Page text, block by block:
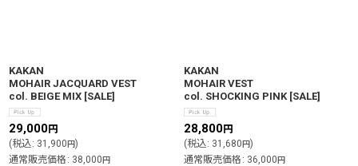
KAKAN
MOHAIR JACQUARD VEST
col. BEIGE MIX [SALE]
29,000円
(税込: 31,900円)
通常販売価格 : 38,000円
KAKAN
MOHAIR VEST
col. SHOCKING PINK [SALE]
28,800円
(税込: 31,680円)
通常販売価格 : 36,000円